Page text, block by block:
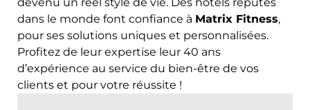
devenu un réel style de vie. Des hôtels réputés
dans le monde font confiance à Matrix Fitness,
pour ses solutions uniques et personnalisées.
Profitez de leur expertise leur 40 ans
d’expérience au service du bien-être de vos
clients et pour votre réussite !